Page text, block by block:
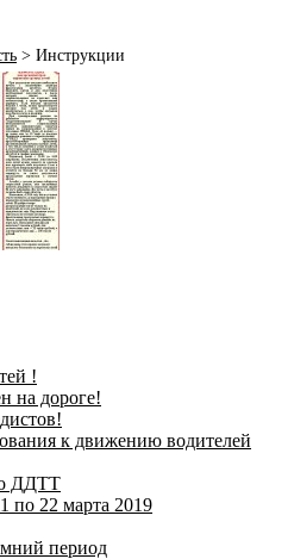
> Инструкции
!
на дороге!
к движению водителей
ДДТТ
по 22 марта 2019
период